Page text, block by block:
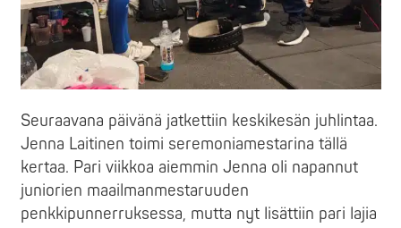
Seuraavana päivänä jatkettiin keskikesän juhlintaa.
Jenna Laitinen toimi seremoniamestarina tällä
kertaa. Pari viikkoa aiemmin Jenna oli napannut
juniorien maailmanmestaruuden
penkkipunnerruksessa, mutta nyt lisättiin pari lajia